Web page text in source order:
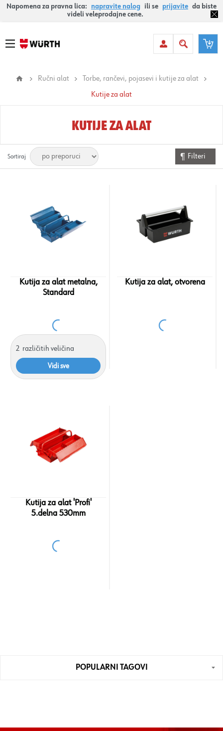
Napomena za pravna lica: napravite nalog ili se prijavite da biste
videli veleprodajne cene.
Ručni alat
Torbe, rančevi, pojasevi i kutije za alat
Kutije za alat
KUTIJE ZA ALAT
Sortiraj Filteri
Kutija za alat metalna,
Standard
2 različitih veličina
Vidi sve
Kutija za alat, otvorena
Kutija za alat 'Profi'
5.delna 530mm
POPULARNI TAGOVI